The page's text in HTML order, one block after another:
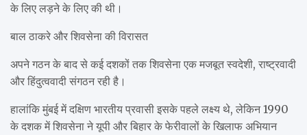
के लिए लड़ने के लिए की थी।
बाल ठाकरे और शिवसेना की विरासत
अपने गठन के बाद से कई दशकों तक शिवसेना एक मजबूत स्वदेशी, राष्ट्रवादी
और हिंदुत्ववादी संगठन रही है।
हालांकि मुंबई में दक्षिण भारतीय प्रवासी इसके पहले लक्ष्य थे, लेकिन 1990
के दशक में शिवसेना ने यूपी और बिहार के फेरीवालों के खिलाफ अभियान